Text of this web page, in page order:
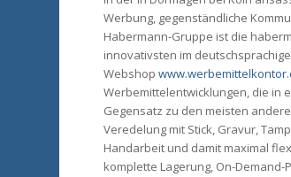
Werbung, gegenständliche
Habermann-Gruppe ist die
innovativsten im
Webshop
Werbemittelentwicklungen, die in
Gegensatz zu den meisten
Veredelung mit Stick, Gravur,
Handarbeit und damit maximal
komplette Lagerung, On-